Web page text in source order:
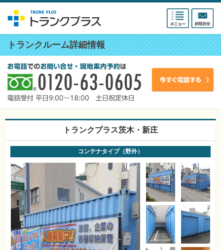
トランクルーム詳細情報
トランクプラス茨木・新庄
コンテナタイプ（野外）